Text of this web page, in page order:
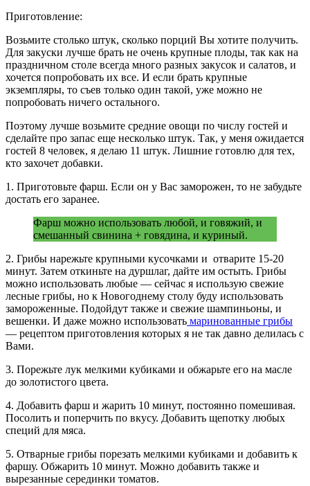
Приготовление:
Возьмите столько штук, сколько порций Вы хотите получить.
Для закуски лучше брать не очень крупные плоды, так как на
праздничном столе всегда много разных закусок и салатов, и
хочется попробовать их все. И если брать крупные
экземпляры, то съев только один такой, уже можно не
попробовать ничего остального.
Поэтому лучше возьмите средние овощи по числу гостей и
сделайте про запас еще несколько штук. Так, у меня ожидается
гостей 8 человек, я делаю 11 штук. Лишние готовлю для тех,
кто захочет добавки.
1. Приготовьте фарш. Если он у Вас заморожен, то не забудьте
достать его заранее.
Фарш можно использовать любой, и говяжий, и
смешанный свинина + говядина, и куриный.
2. Грибы нарежьте крупными кусочками и отварите 15-20
минут. Затем откиньте на дуршлаг, дайте им остыть. Грибы
можно использовать любые — сейчас я использую свежие
лесные грибы, но к Новогоднему столу буду использовать
замороженные. Подойдут также и свежие шампиньоны, и
вешенки. И даже можно использовать маринованные грибы
— рецептом приготовления которых я не так давно делилась с
Вами.
3. Порежьте лук мелкими кубиками и обжарьте его на масле
до золотистого цвета.
4. Добавить фарш и жарить 10 минут, постоянно помешивая.
Посолить и поперчить по вкусу. Добавить щепотку любых
специй для мяса.
5. Отварные грибы порезать мелкими кубиками и добавить к
фаршу. Обжарить 10 минут. Можно добавить также и
вырезанные серединки томатов.